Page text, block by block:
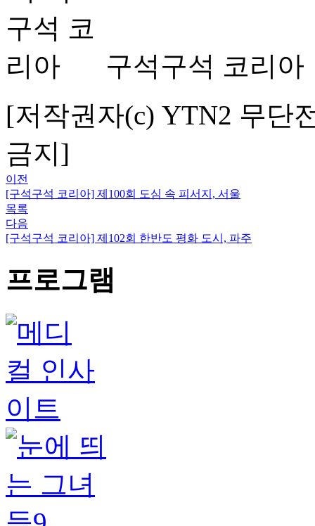
구석구석 코리아
[저작권자(c) YTN2 무단
금지]
이전
[구석구석 코리아] 제100회 도심 속 피서지, 서울
목록
다음
[구석구석 코리아] 제102회 한반도 평화 도시, 파주
프로그램